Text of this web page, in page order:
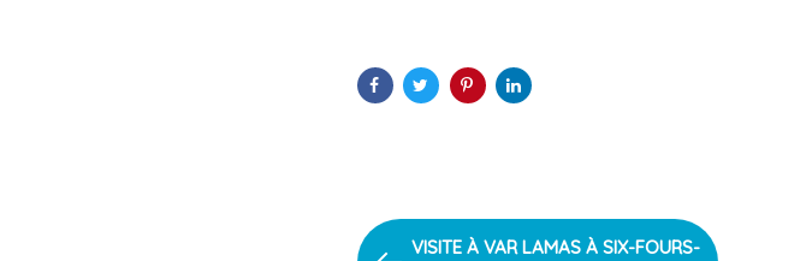
PREVIOUS
VISITE À VAR LAMAS À SIX-FOURS-